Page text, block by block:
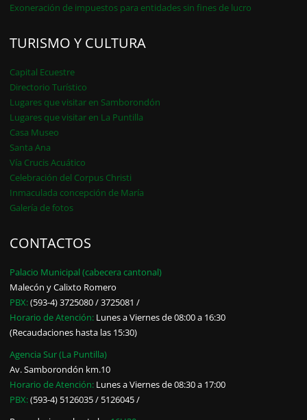
Exoneración de impuestos para entidades sin fines de lucro
TURISMO Y CULTURA
Capital Ecuestre
Directorio Turístico
Lugares que visitar en Samborondón
Lugares que visitar en La Puntilla
Casa Museo
Santa Ana
Vía Crucis Acuático
Celebración del Corpus Christi
Inmaculada concepción de María
Galería de fotos
CONTACTOS
Palacio Municipal (cabecera cantonal)
Malecón y Calixto Romero
PBX:(593-4) 3725080 / 3725081 /
Horario de Atención: Lunes a Viernes de 08:00 a 16:30
(Recaudaciones hasta las 15:30)
Agencia Sur (La Puntilla)
Av. Samborondón km.10
Horario de Atención: Lunes a Viernes de 08:30 a 17:00
PBX:(593-4) 5126035 / 5126045 /